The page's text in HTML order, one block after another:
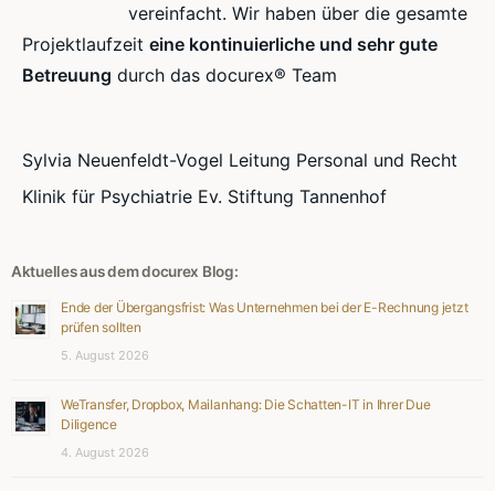
vereinfacht. Wir haben über die gesamte
Projektlaufzeit eine kontinuierliche und sehr gute
Betreuung durch das docurex® Team
Sylvia Neuenfeldt-Vogel Leitung Personal und Recht
Klinik für Psychiatrie Ev. Stiftung Tannenhof
Aktuelles aus dem docurex Blog:
Ende der Übergangsfrist: Was Unternehmen bei der E-Rechnung jetzt
prüfen sollten
5. August 2026
WeTransfer, Dropbox, Mailanhang: Die Schatten-IT in Ihrer Due
Diligence
4. August 2026